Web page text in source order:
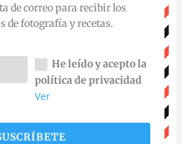
de correo para recibir los
de fotografía y recetas.
He leído y acepto la
política de privacidad
Ver